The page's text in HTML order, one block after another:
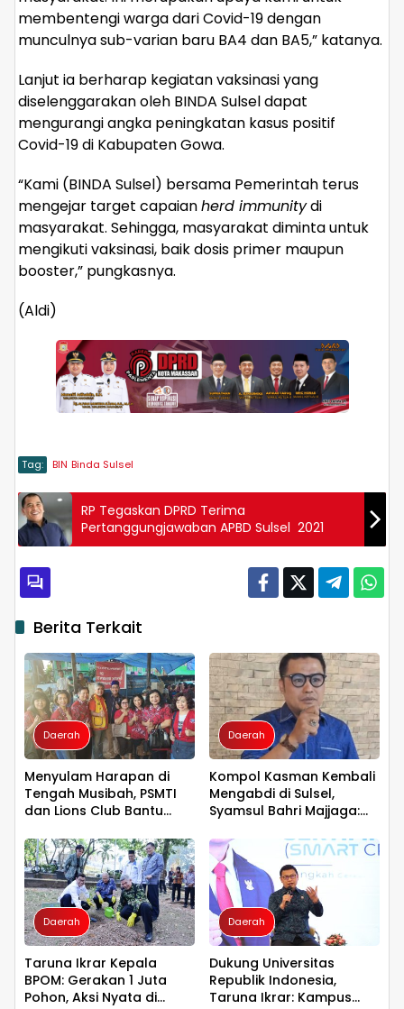
membentengi warga dari Covid-19 dengan
munculnya sub-varian baru BA4 dan BA5,” katanya.
Lanjut ia berharap kegiatan vaksinasi yang
diselenggarakan oleh BINDA Sulsel dapat
mengurangi angka peningkatan kasus positif
Covid-19 di Kabupaten Gowa.
“Kami (BINDA Sulsel) bersama Pemerintah terus
mengejar target capaianherd immunitydi
masyarakat. Sehingga, masyarakat diminta untuk
mengikuti vaksinasi, baik dosis primer maupun
booster,” pungkasnya.
(Aldi)
Tag: BIN Binda Sulsel
RP Tegaskan DPRD Terima
Pertanggungjawaban APBD Sulsel 2021
Berita Terkait
Daerah
Menyulam Harapan di
Tengah Musibah, PSMTI
dan Lions Club Bantu
Daerah
Kompol Kasman Kembali
Mengabdi di Sulsel,
Syamsul Bahri Majjaga:
Dipercaya Memimpin
Daerah
Taruna Ikrar Kepala
BPOM: Gerakan 1 Juta
Pohon, Aksi Nyata di
Daerah
Dukung Universitas
Republik Indonesia,
Taruna Ikrar: Kampus